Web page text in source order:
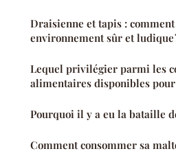
Draisienne et tapis :
environnement sûr et ludique
Lequel privilégier parmi les
alimentaires disponibles
Pourquoi il y a eu la bataille
Comment consommer sa